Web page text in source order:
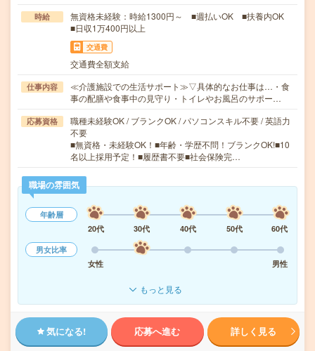
時給
無資格未経験：時給1300円～ ■週払いOK ■扶養内OK
■日収1万400円以上
交通費
交通費全額支給
仕事内容
≪介護施設での生活サポート≫▽具体的なお仕事は…・食
事の配膳や食事中の見守り・トイレやお風呂のサポー…
応募資格
職種未経験OK / ブランクOK / パソコンスキル不要 / 英語力
不要
■無資格・未経験OK！■年齢・学歴不問！ブランクOK!■10
名以上採用予定！■履歴書不要■社会保険完…
職場の雰囲気
年齢層
20代
30代 40代 50代
60代
男女比率
女性
男性
もっと見る
気になる! 応募へ進む 詳しく見る